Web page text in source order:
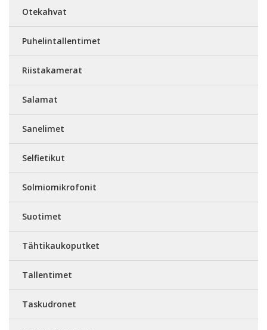
Otekahvat
Puhelintallentimet
Riistakamerat
Salamat
Sanelimet
Selfietikut
Solmiomikrofonit
Suotimet
Tähtikaukoputket
Tallentimet
Taskudronet